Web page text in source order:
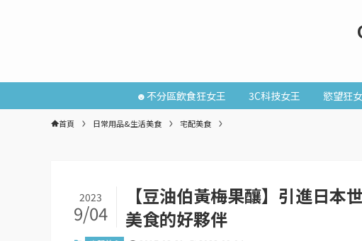
☻不分區飲食狂女王 3C科技女王 慾望狂
首頁 日常用品&生活美食 宅配美食
【豆油伯黃梅果釀】引進日本
美食的好夥伴
2023
9/04